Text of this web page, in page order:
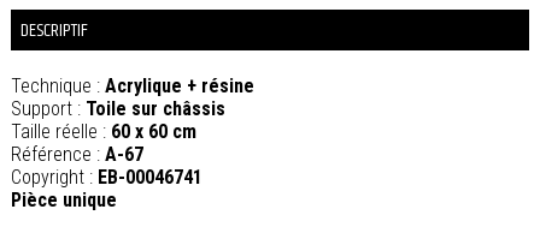
DESCRIPTIF
Technique : Acrylique + résine
Support : Toile sur châssis
Taille réelle : 60 x 60 cm
Référence : A-67
Copyright : EB-00046741
Pièce unique